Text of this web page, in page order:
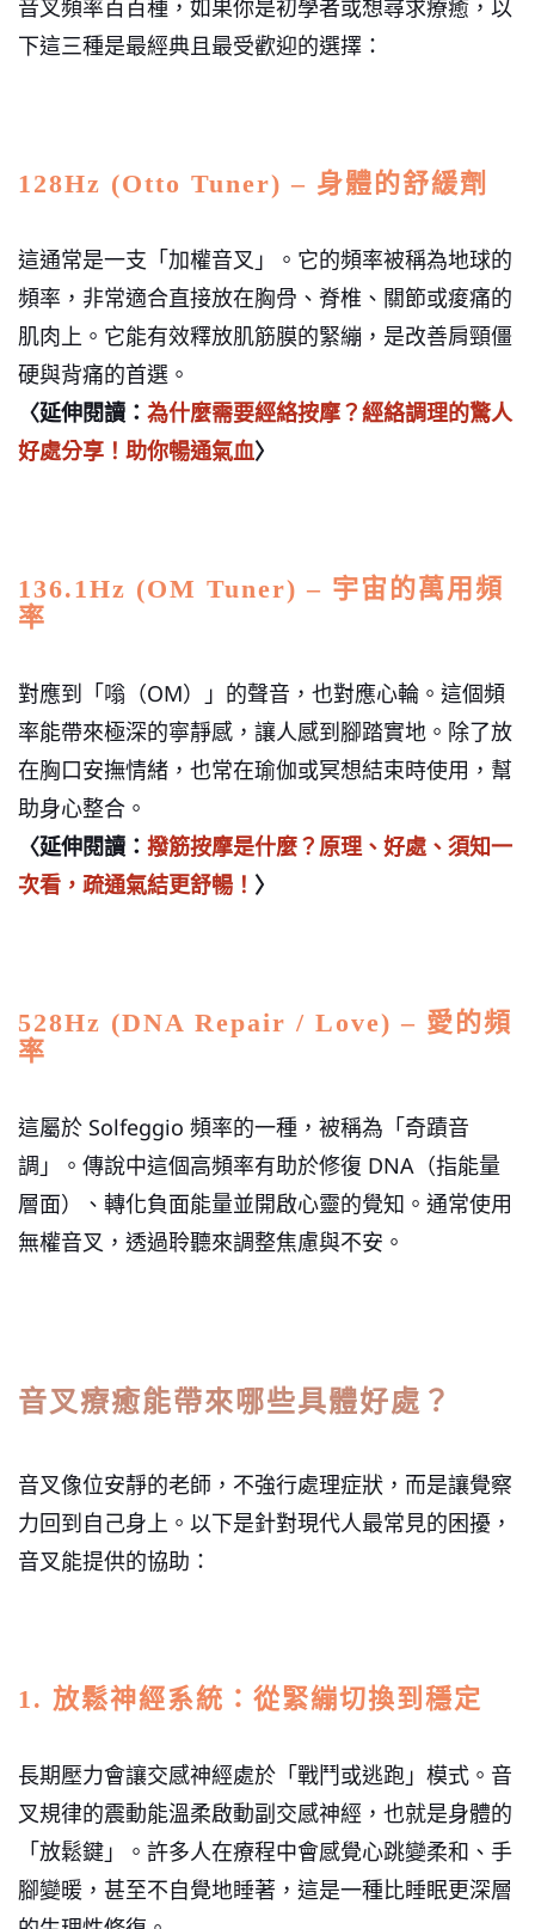
音叉頻率百百種，如果你是初學者或想尋求療癒，以
下這三種是最經典且最受歡迎的選擇：
128Hz (Otto Tuner) – 身體的舒緩劑
這通常是一支「加權音叉」。它的頻率被稱為地球的
頻率，非常適合直接放在胸骨、脊椎、關節或痠痛的
肌肉上。它能有效釋放肌筋膜的緊繃，是改善肩頸僵
硬與背痛的首選。
〈延伸閱讀： 為什麼需要經絡按摩？經絡調理的驚人
好處分享！助你暢通氣血〉
136.1Hz (OM Tuner) – 宇宙的萬用頻
率
對應到「嗡（OM）」的聲音，也對應心輪。這個頻
率能帶來極深的寧靜感，讓人感到腳踏實地。除了放
在胸口安撫情緒，也常在瑜伽或冥想結束時使用，幫
助身心整合。
〈延伸閱讀： 撥筋按摩是什麼？原理、好處、須知一
次看，疏通氣結更舒暢！ 〉
528Hz (DNA Repair / Love) – 愛的頻
率
這屬於 Solfeggio 頻率的一種，被稱為「奇蹟音
調」。傳說中這個高頻率有助於修復 DNA（指能量
層面）、轉化負面能量並開啟心靈的覺知。通常使用
無權音叉，透過聆聽來調整焦慮與不安。
音叉療癒能帶來哪些具體好處？
音叉像位安靜的老師，不強行處理症狀，而是讓覺察
力回到自己身上。以下是針對現代人最常見的困擾，
音叉能提供的協助：
1. 放鬆神經系統：從緊繃切換到穩定
長期壓力會讓交感神經處於「戰鬥或逃跑」模式。音
叉規律的震動能溫柔啟動副交感神經，也就是身體的
「放鬆鍵」。許多人在療程中會感覺心跳變柔和、手
腳變暖，甚至不自覺地睡著，這是一種比睡眠更深層